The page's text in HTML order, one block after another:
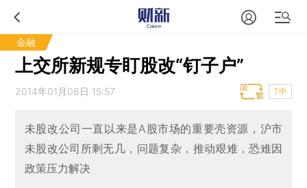
金融
上交所新规专盯股改“钉子户”
2014年01月08日 15:57 T中
未股改公司一直以来是A股市场的重要壳资源，沪市
未股改公司所剩无几，问题复杂，推动艰难，恐难因
政策压力解决